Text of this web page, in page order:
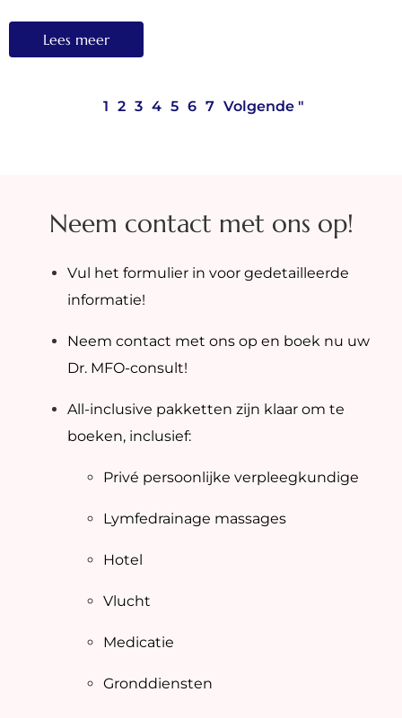
Lees meer
1 2 3 4 5 6 7 Volgende "
Neem contact met ons op!
Vul het formulier in voor gedetailleerde
informatie!
Neem contact met ons op en boek nu uw
Dr. MFO-consult!
All-inclusive pakketten zijn klaar om te
boeken, inclusief:
Privé persoonlijke verpleegkundige
Lymfedrainage massages
Hotel
Vlucht
Medicatie
Gronddiensten